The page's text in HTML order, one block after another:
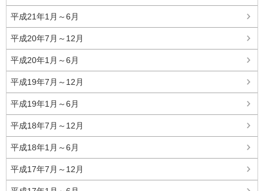
平成21年1月～6月
平成20年7月～12月
平成20年1月～6月
平成19年7月～12月
平成19年1月～6月
平成18年7月～12月
平成18年1月～6月
平成17年7月～12月